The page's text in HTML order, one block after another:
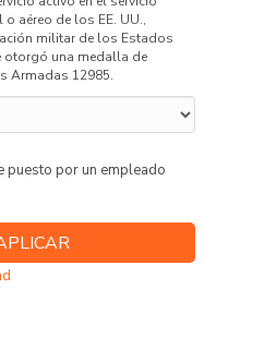
aéreo de los EE. UU.,
militar de los Estados
una medalla de
Armadas 12985.
puesto por un empleado